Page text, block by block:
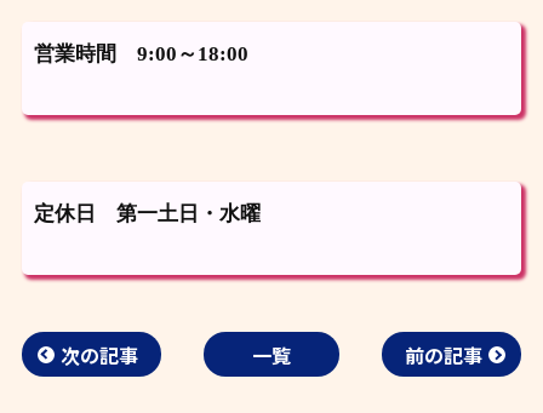
営業時間 9:00～18:00
定休日 第一土日・水曜
次の記事 一覧 前の記事